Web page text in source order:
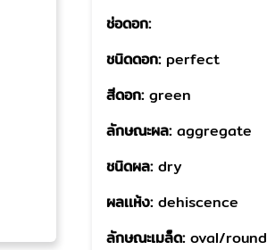
ช่อดอก:
ชนิดดอก: perfect
สีดอก: green
ลักษณะผล: aggregate
ชนิดผล: dry
ผลเเห้ง: dehiscence
ลักษณะเมล็ด: oval/round